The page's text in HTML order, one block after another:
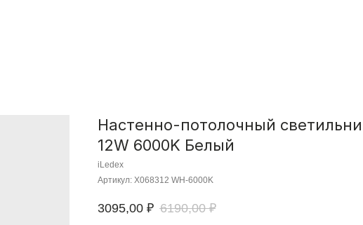
Настенно-потолочный
12W 6000K Белый
iLedex
Артикул: X068312 WH-6000K
3095,00 ₽ 6190,00 ₽